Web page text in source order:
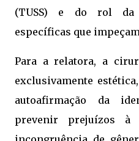
(TUSS) e do rol da
específicas que
Para a relatora, a
exclusivamente
autoafirmação da
prevenir prejuízos à